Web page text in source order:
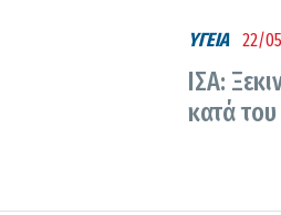
ΥΓΕΙΑ 22/
ΙΣΑ:
κατά